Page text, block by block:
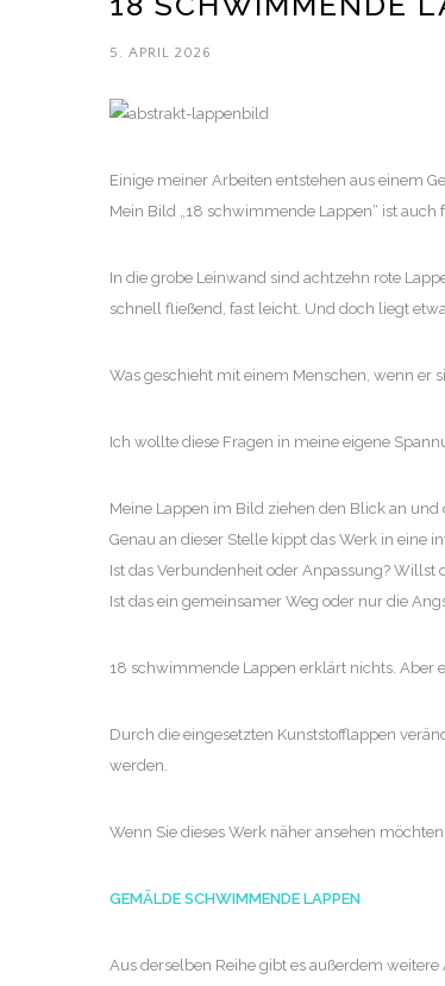
5. APRIL 2026
Einige meiner Arbeiten entstehen aus einem
Mein Bild „18 schwimmende Lappen“ ist
In die grobe Leinwand sind achtzehn rote
schnell fließend, fast leicht. Und doch liegt
Was geschieht mit einem Menschen, wenn er
Ich wollte diese Fragen in meine eigene
Meine Lappen im Bild ziehen den Blick an
Genau an dieser Stelle kippt das Werk in eine
Ist das Verbundenheit oder Anpassung? Willst
Ist das ein gemeinsamer Weg oder nur die
18 schwimmende Lappen erklärt nichts. Aber
Durch die eingesetzten Kunststofflappen
werden.
Wenn Sie dieses Werk näher ansehen
GEMÄLDE SCHWIMMENDE LAPPEN
Aus derselben Reihe gibt es außerdem